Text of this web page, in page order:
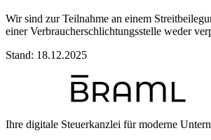
Wir sind zur Teilnahme an einem
einer Verbraucherschlichtungsstelle weder
Stand: 18.12.2025
Ihre digitale Steuerkanzlei für moderne